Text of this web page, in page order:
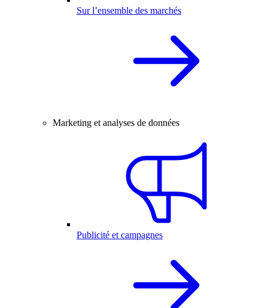
Sur l’ensemble des marchés
Marketing et analyses de données
Publicité et campagnes